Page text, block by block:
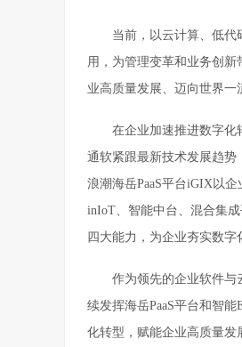
当前，以云计算、低
用，为管理变革和业务创
业高质量发展、迈向世界一
在企业加速推进数字化
通软紧跟最新技术发展趋势
浪潮海岳PaaS平台iGIX以
inIoT、智能中台、混合集
四大能力，为企业夯实数
作为领先的企业软件与
续发挥海岳PaaS平台和智
化转型，赋能企业高质量发